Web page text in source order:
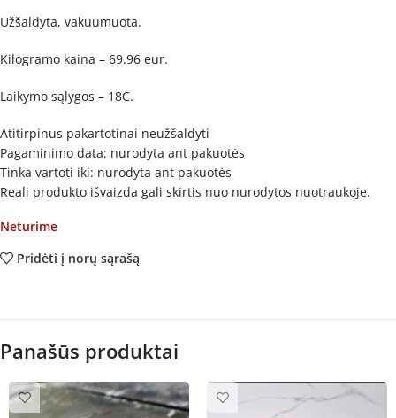
Užšaldyta, vakuumuota.
Kilogramo kaina – 69.96 eur.
Laikymo sąlygos – 18C.
Atitirpinus pakartotinai neužšaldyti
Pagaminimo data: nurodyta ant pakuotės
Tinka vartoti iki: nurodyta ant pakuotės
Reali produkto išvaizda gali skirtis nuo nurodytos nuotraukoje.
Neturime
Pridėti į norų sąrašą
Panašūs produktai